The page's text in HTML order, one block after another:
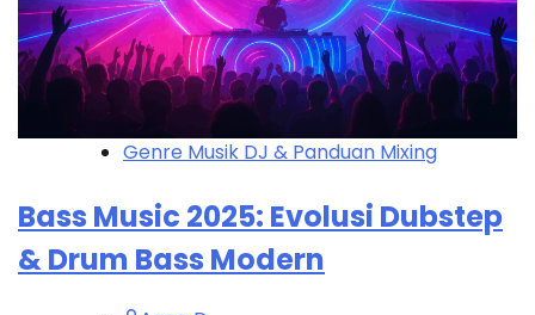
Genre Musik DJ & Panduan Mixing
Bass Music 2025: Evolusi Dubstep
& Drum Bass Modern